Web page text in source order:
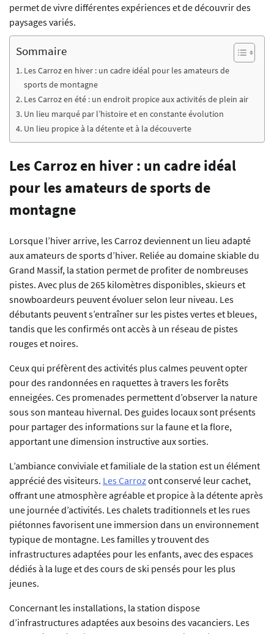
permet de vivre différentes expériences et de découvrir des
paysages variés.
Sommaire
Les Carroz en hiver : un cadre idéal pour les amateurs de
sports de montagne
Les Carroz en été : un endroit propice aux activités de plein air
Un lieu marqué par l’histoire et en constante évolution
Un lieu propice à la détente et à la découverte
Les Carroz en hiver : un cadre idéal
pour les amateurs de sports de
montagne
Lorsque l’hiver arrive, les Carroz deviennent un lieu adapté
aux amateurs de sports d’hiver. Reliée au domaine skiable du
Grand Massif, la station permet de profiter de nombreuses
pistes. Avec plus de 265 kilomètres disponibles, skieurs et
snowboardeurs peuvent évoluer selon leur niveau. Les
débutants peuvent s’entraîner sur les pistes vertes et bleues,
tandis que les confirmés ont accès à un réseau de pistes
rouges et noires.
Ceux qui préfèrent des activités plus calmes peuvent opter
pour des randonnées en raquettes à travers les forêts
enneigées. Ces promenades permettent d’observer la nature
sous son manteau hivernal. Des guides locaux sont présents
pour partager des informations sur la faune et la flore,
apportant une dimension instructive aux sorties.
L’ambiance conviviale et familiale de la station est un élément
apprécié des visiteurs. Les Carrozont conservé leur cachet,
offrant une atmosphère agréable et propice à la détente après
une journée d’activités. Les chalets traditionnels et les rues
piétonnes favorisent une immersion dans un environnement
typique de montagne. Les familles y trouvent des
infrastructures adaptées pour les enfants, avec des espaces
dédiés à la luge et des cours de ski pensés pour les plus
jeunes.
Concernant les installations, la station dispose
d’infrastructures adaptées aux besoins des vacanciers. Les